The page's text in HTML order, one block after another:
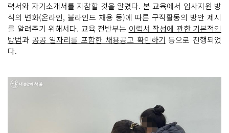
력서와 자기소개서를 지참할 것을 알렸다. 본 교육에서 입사지원 방
식의 변화(온라인, 블라인드 채용 등)에 따른 구직활동의 방안 제시
를 알려주기 위해서다. 교육 전반부는 이력서 작성에 관한 기본적인
방법과 공공 일자리를 포함한 채용공고 확인하기 등으로 진행되었
다.